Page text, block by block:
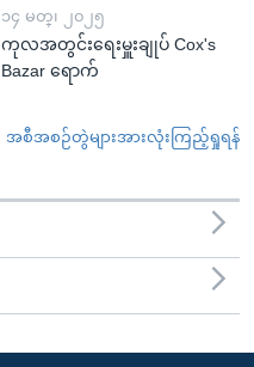
၁၄ မတ္၊ ၂၀၂၅
ကုလအတွင်းရေးမှူးချုပ် Cox's
Bazar ရောက်
အစီအစဉ်တွဲများအားလုံးကြည့်ရှုရန်